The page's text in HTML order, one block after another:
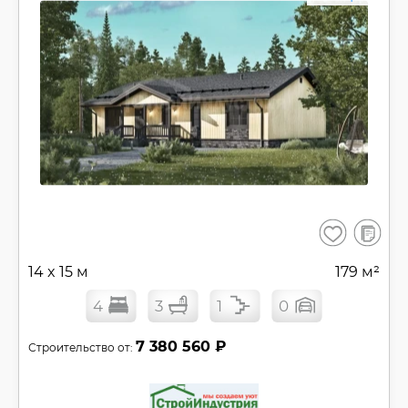
Сохранить
В
14 x 15 м 179 м²
4 3 1 0
Строительство от: 7 380 560 ₽